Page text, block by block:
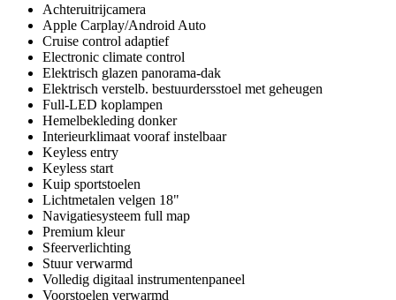
Achteruitrijcamera
Apple Carplay/Android Auto
Cruise control adaptief
Electronic climate control
Elektrisch glazen panorama-dak
Elektrisch verstelb. bestuurdersstoel met geheugen
Full-LED koplampen
Hemelbekleding donker
Interieurklimaat vooraf instelbaar
Keyless entry
Keyless start
Kuip sportstoelen
Lichtmetalen velgen 18"
Navigatiesysteem full map
Premium kleur
Sfeerverlichting
Stuur verwarmd
Volledig digitaal instrumentenpaneel
Voorstoelen verwarmd